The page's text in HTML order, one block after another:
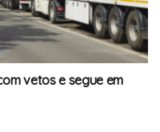
vetos e segue em